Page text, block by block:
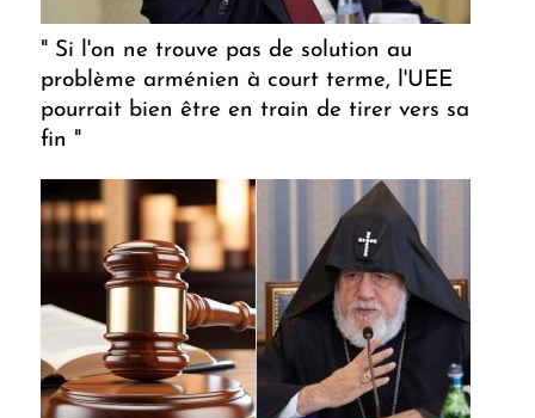
" Si l'on ne trouve pas de solution au
problème arménien à court terme, l'UEE
pourrait bien être en train de tirer vers sa
fin "